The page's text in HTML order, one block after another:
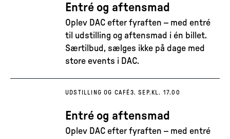
Entré og aftensmad
Oplev DAC efter fyraften – med entré
til udstilling og aftensmad i én billet.
Særtilbud, sælges ikke på dage med
store events i DAC.
UDSTILLING OG CAFÉ3. SEP. KL. 17.00
Entré og aftensmad
Oplev DAC efter fyraften – med entré